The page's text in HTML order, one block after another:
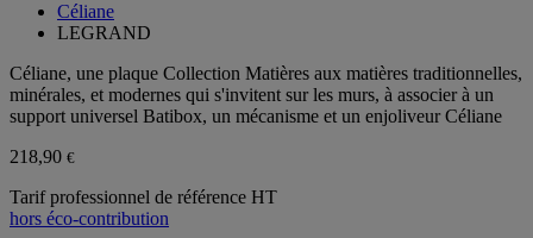
Céliane
LEGRAND
Céliane, une plaque Collection Matières aux matières traditionnelles,
minérales, et modernes qui s'invitent sur les murs, à associer à un
support universel Batibox, un mécanisme et un enjoliveur Céliane
218,90 €
Tarif professionnel de référence HT
hors éco-contribution